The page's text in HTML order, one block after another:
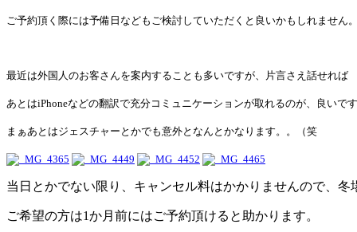
ご予約頂く際には予備日などもご検討していただくと良いかもしれません。
最近は外国人のお客さんを案内することも多いですが、片言さえ話せれば
あとはiPhoneなどの翻訳で充分コミュニケーションが取れるのが、良いです
まぁあとはジェスチャーとかでも意外となんとかなります。。（笑
当日とかでない限り、キャンセル料はかかりませんので、冬
ご希望の方は1か月前にはご予約頂けると助かります。